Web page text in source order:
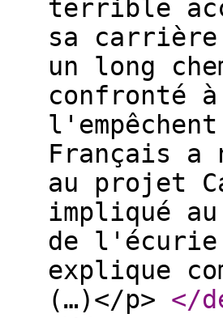
terrible
sa carrière
un long
confronté
Français a
au projet
impliqué au
de l'écurie
explique
(…)</p> </